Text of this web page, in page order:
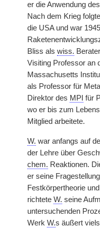
er die Anwendung
Nach dem Krieg folgte
die USA und war
Bliss als wiss.
Visiting Professor an
Massachusetts
als Professor für
Direktor des MPI für
wo er bis zum
Mitglied arbeitete.
W. war anfangs auf
der Lehre über
chem. Reaktionen.
er seine
Festkörpertheorie
richtete W. seine
untersuchenden
Werk W.s äußert